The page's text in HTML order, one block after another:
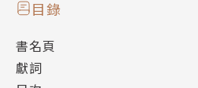
最後針對〈儒教（與道教）〉
作者簡介
作者：孫中興
目錄
書名頁
獻詞